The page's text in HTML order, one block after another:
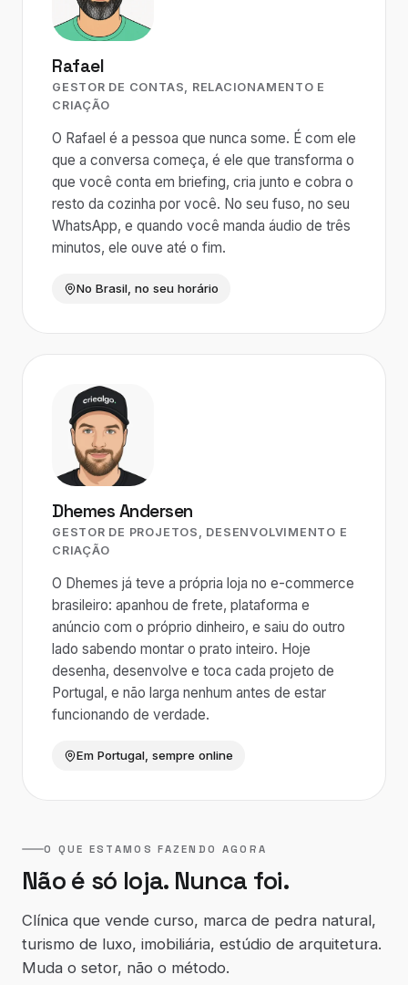
Rafael
GESTOR DE CONTAS, RELACIONAMENTO E
CRIAÇÃO
O Rafael é a pessoa que nunca some. É com ele
que a conversa começa, é ele que transforma o
que você conta em briefing, cria junto e cobra o
resto da cozinha por você. No seu fuso, no seu
WhatsApp, e quando você manda áudio de três
minutos, ele ouve até o fim.
No Brasil, no seu horário
Dhemes Andersen
GESTOR DE PROJETOS, DESENVOLVIMENTO E
CRIAÇÃO
O Dhemes já teve a própria loja no e-commerce
brasileiro: apanhou de frete, plataforma e
anúncio com o próprio dinheiro, e saiu do outro
lado sabendo montar o prato inteiro. Hoje
desenha, desenvolve e toca cada projeto de
Portugal, e não larga nenhum antes de estar
funcionando de verdade.
Em Portugal, sempre online
O QUE ESTAMOS FAZENDO AGORA
Não é só loja. Nunca foi.
Clínica que vende curso, marca de pedra natural,
turismo de luxo, imobiliária, estúdio de arquitetura.
Muda o setor, não o método.